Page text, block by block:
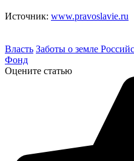
Источник: www.pravoslavie.ru
Власть Заботы о земле
Фонд
Оцените статью